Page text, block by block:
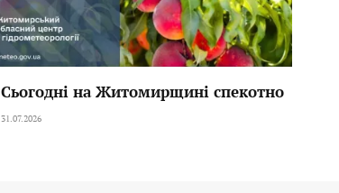
Сьогодні на Житомирщині спекотно
31.07.2026